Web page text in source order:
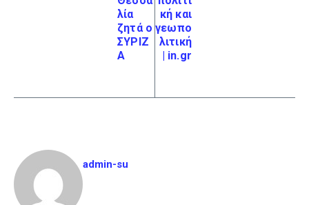
λία
ζητά ο
ΣΥΡΙΖ
Α
κή και
γεωπο
λιτική
| in.gr
admin-su